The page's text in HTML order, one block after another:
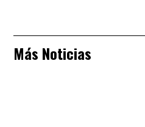
Más Noticias